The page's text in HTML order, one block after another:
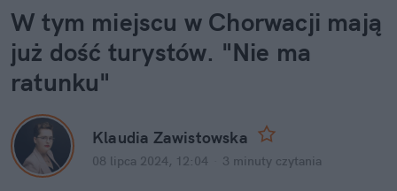
W tym miejscu w Chorwacji mają
już dość turystów. "Nie ma
ratunku"
Klaudia Zawistowska
08 lipca 2024, 12:04 3 minuty czytania